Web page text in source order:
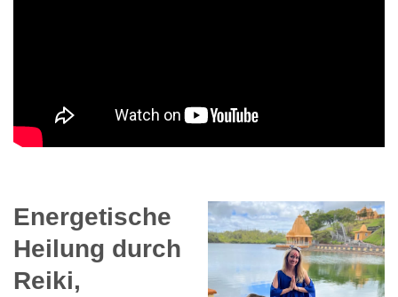
Energetische
Heilung durch
Reiki,